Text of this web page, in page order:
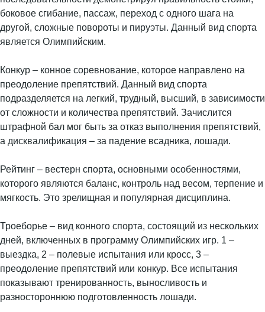
боковое сгибание, пассаж, переход с одного шага на
другой, сложные повороты и пируэты. Данный вид спорта
является Олимпийским.
Конкур – конное соревнование, которое направлено на
преодоление препятствий. Данный вид спорта
подразделяется на легкий, трудный, высший, в зависимости
от сложности и количества препятствий. Зачислится
штрафной бал мог быть за отказ выполнения препятствий,
а дисквалификация – за падение всадника, лошади.
Рейтинг – вестерн спорта, основными особенностями,
которого являются баланс, контроль над весом, терпение и
мягкость. Это зрелищная и популярная дисциплина.
Троеборье – вид конного спорта, состоящий из нескольких
дней, включенных в программу Олимпийских игр. 1 –
выездка, 2 – полевые испытания или кросс, 3 –
преодоление препятствий или конкур. Все испытания
показывают тренированность, выносливость и
разностороннюю подготовленность лошади.